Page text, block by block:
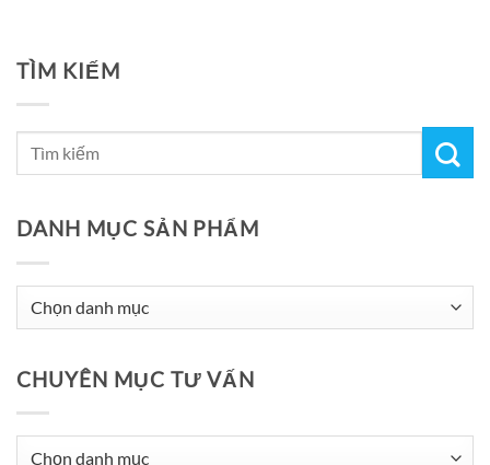
TÌM KIẾM
DANH MỤC SẢN PHẨM
CHUYÊN MỤC TƯ VẤN
Chuyên